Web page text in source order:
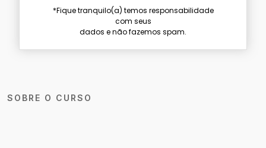
SOBRE O CURSO
*Fique tranquilo(a) temos responsabilidade
com seus
dados e não fazemos spam.